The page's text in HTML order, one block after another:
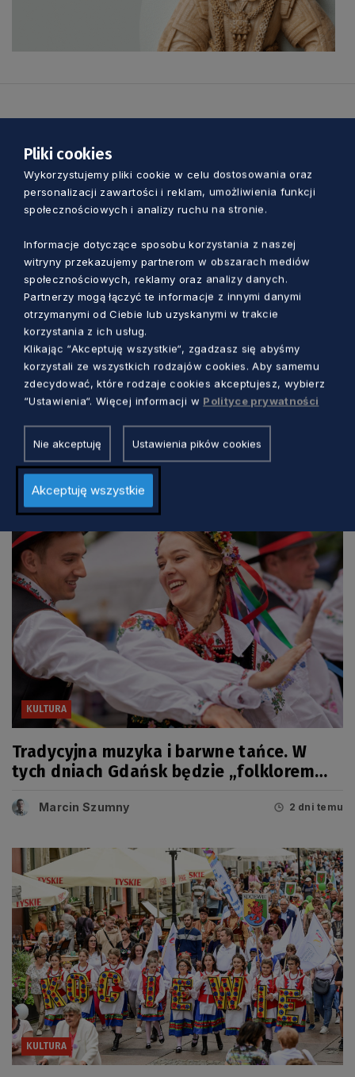
KULTURA
morzem. Wyjątkowy festiwal w Jastarni
Marcin Szumny
KULTURA
Tradycyjna muzyka i barwne tańce. W
tych dniach Gdańsk będzie „folklorem
Marcin Szumny 2 dni temu
KULTURA
Pliki cookies
Wykorzystujemy pliki cookie w celu dostosowania oraz
personalizacji zawartości i reklam, umożliwienia funkcji
społecznościowych i analizy ruchu na stronie.
Informacje dotyczące sposobu korzystania z naszej
witryny przekazujemy partnerom w obszarach mediów
społecznościowych, reklamy oraz analizy danych.
Partnerzy mogą łączyć te informacje z innymi danymi
otrzymanymi od Ciebie lub uzyskanymi w trakcie
korzystania z ich usług.
Klikając “Akceptuję wszystkie“, zgadzasz się abyśmy
korzystali ze wszystkich rodzajów cookies. Aby samemu
zdecydować, które rodzaje cookies akceptujesz, wybierz
“Ustawienia“. Więcej informacji w Polityce prywatności
Nie akceptuję Ustawienia pików cookies
Akceptuję wszystkie